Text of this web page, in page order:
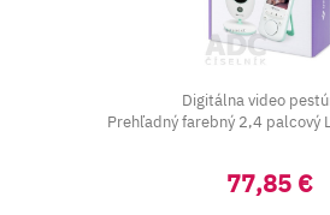
Digitálna video
Prehľadný farebný 2,4 palcový
77,85 €